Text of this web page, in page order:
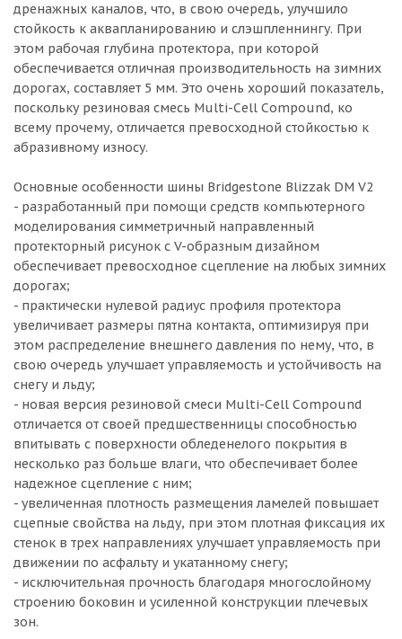
дренажных каналов, что, в свою очередь, улучшило
стойкость к аквапланированию и слэшпленнингу. При
этом рабочая глубина протектора, при которой
обеспечивается отличная производительность на зимних
дорогах, составляет 5 мм. Это очень хороший показатель,
поскольку резиновая смесь Multi-Cell Compound, ко
всему прочему, отличается превосходной стойкостью к
абразивному износу.
Основные особенности шины Bridgestone Blizzak DM V2
- разработанный при помощи средств компьютерного
моделирования симметричный направленный
протекторный рисунок с V-образным дизайном
обеспечивает превосходное сцепление на любых зимних
дорогах;
- практически нулевой радиус профиля протектора
увеличивает размеры пятна контакта, оптимизируя при
этом распределение внешнего давления по нему, что, в
свою очередь улучшает управляемость и устойчивость на
снегу и льду;
- новая версия резиновой смеси Multi-Cell Compound
отличается от своей предшественницы способностью
впитывать с поверхности обледенелого покрытия в
несколько раз больше влаги, что обеспечивает более
надежное сцепление с ним;
- увеличенная плотность размещения ламелей повышает
сцепные свойства на льду, при этом плотная фиксация их
стенок в трех направлениях улучшает управляемость при
движении по асфальту и укатанному снегу;
- исключительная прочность благодаря многослойному
строению боковин и усиленной конструкции плечевых
зон.